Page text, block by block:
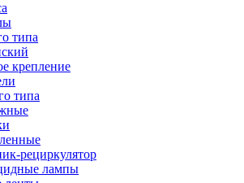
типа
крепление
типа
рециркулятор
лампы